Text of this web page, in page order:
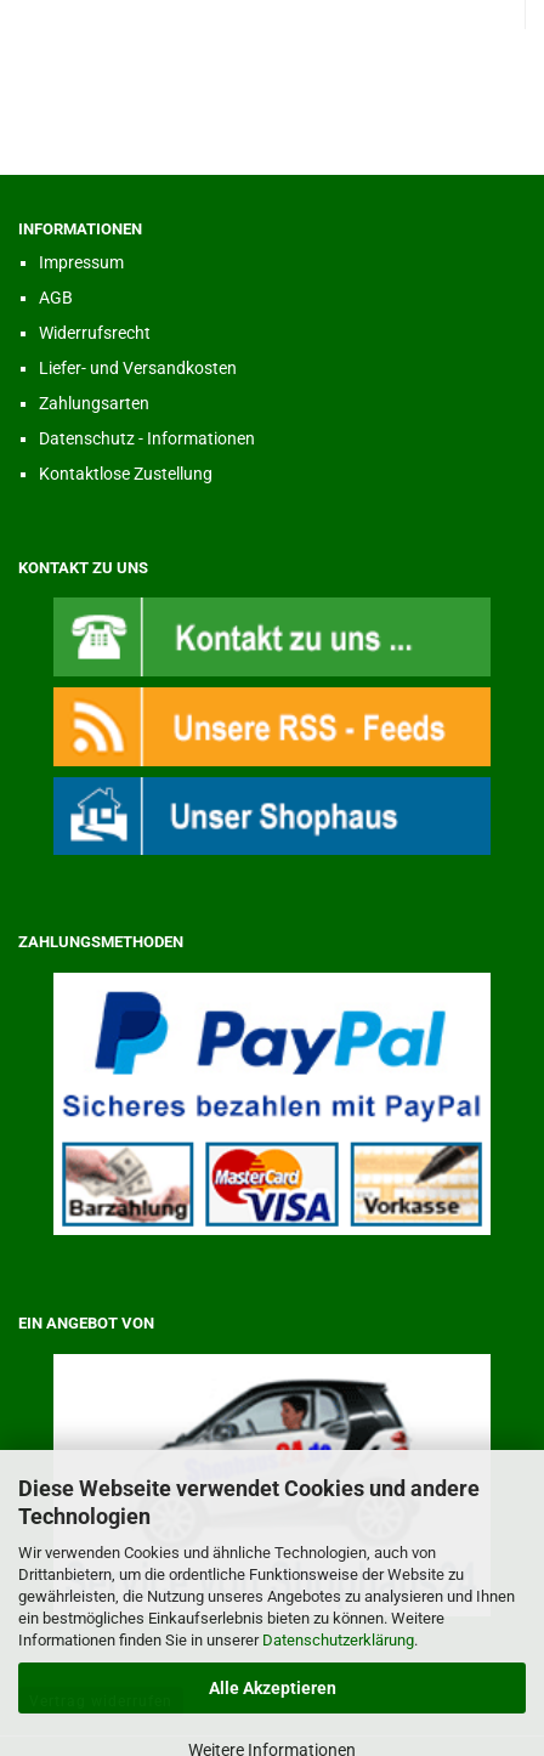
Diese Webseite verwendet Cookies und andere
Technologien
Wir verwenden Cookies und ähnliche Technologien, auch von
Drittanbietern, um die ordentliche Funktionsweise der Website zu
gewährleisten, die Nutzung unseres Angebotes zu analysieren und Ihnen
ein bestmögliches Einkaufserlebnis bieten zu können. Weitere
Informationen finden Sie in unserer Datenschutzerklärung.
Alle Akzeptieren
Weitere Informationen
INFORMATIONEN
Impressum
AGB
Widerrufsrecht
Liefer- und Versandkosten
Zahlungsarten
Datenschutz - Informationen
Kontaktlose Zustellung
KONTAKT ZU UNS
ZAHLUNGSMETHODEN
EIN ANGEBOT VON